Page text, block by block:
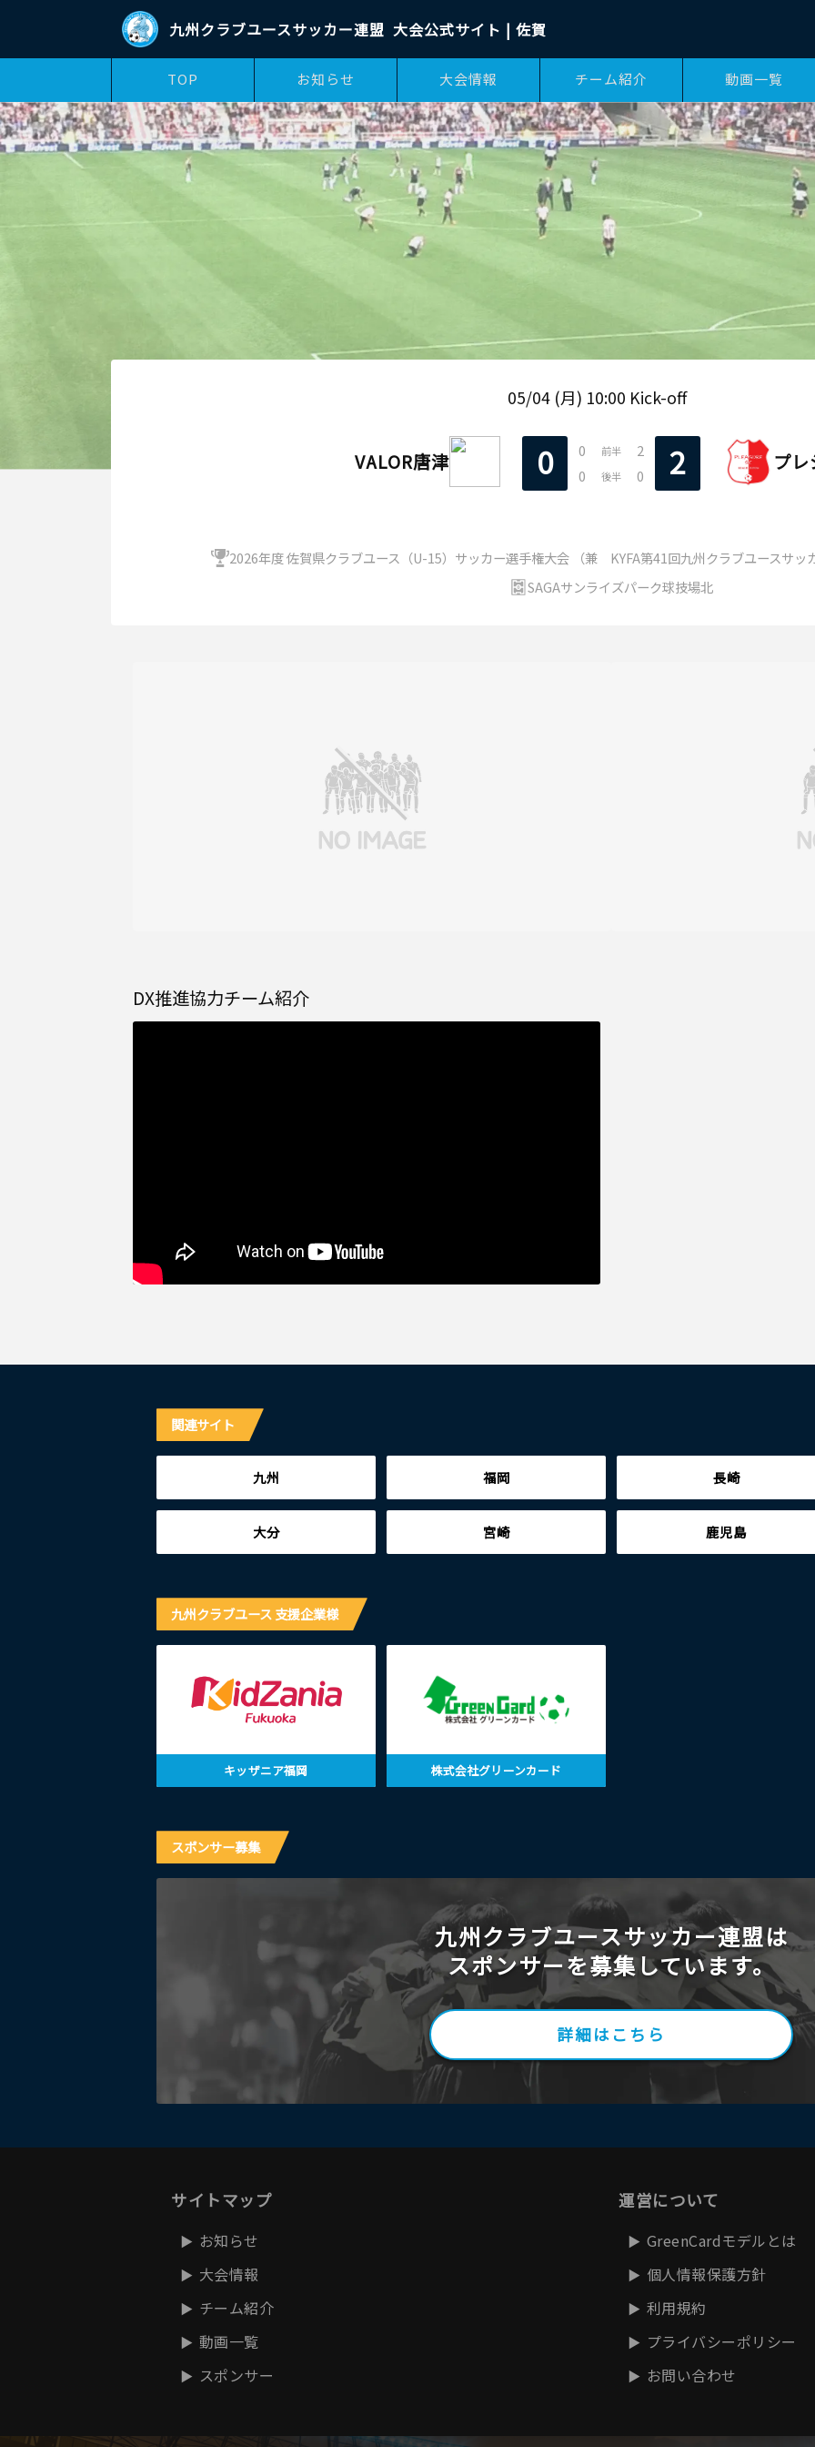
九州クラブユースサッカー連盟 大会公式サイト | 佐賀
TOP お知らせ 大会情報 チーム紹介 動画一覧
05/04 (月) 10:00 Kick-off
VALOR唐津 0 0 前半
2
0
後半 0 2 プ
2026年度 佐賀県クラブユース（U-15）サッカー選手権大会 （兼 KYFA第41回九州クラブユースサッ
SAGAサンライズパーク球技場北
DX推進協力チーム紹介
関連サイト
九州 福岡 長崎
大分 宮崎 鹿児島
九州クラブユース 支援企業様
キッザニア福岡 株式会社グリーンカード
スポンサー募集
九州クラブユースサッカー連盟は
スポンサーを募集しています。
詳細はこちら
サイトマップ
お知らせ
大会情報
チーム紹介
動画一覧
スポンサー
運営について
GreenCardモデルとは
個人情報保護方針
利用規約
プライバシーポリシー
お問い合わせ